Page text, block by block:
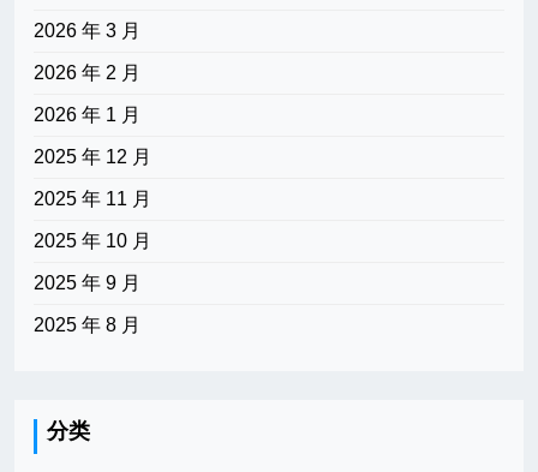
2026 年 3 月
2026 年 2 月
2026 年 1 月
2025 年 12 月
2025 年 11 月
2025 年 10 月
2025 年 9 月
2025 年 8 月
分类